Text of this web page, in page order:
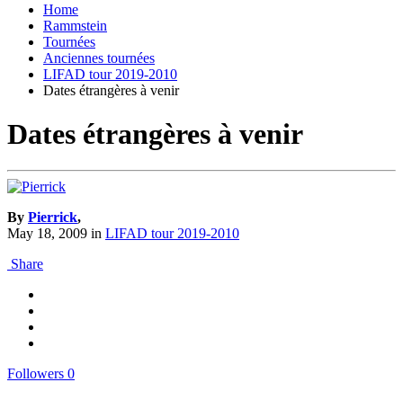
Home
Rammstein
Tournées
Anciennes tournées
LIFAD tour 2019-2010
Dates étrangères à venir
Dates étrangères à venir
By Pierrick,
May 18, 2009 in LIFAD tour 2019-2010
Share
Followers 0